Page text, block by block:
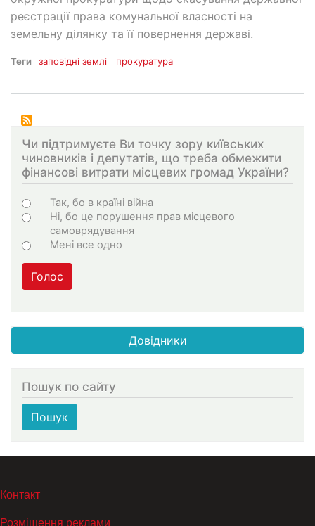
реєстрації права комунальної власності на
земельну ділянку та її повернення державі.
Теги заповідні землі прокуратура
Чи підтримуєте Ви точку зору київських
чиновників і депутатів, що треба обмежити
фінансові витрати місцевих громад України?
Варіанти
Так, бо в країні війна
Ні, бо це порушення прав місцевого
самоврядування
Мені все одно
Голос
Довідники
Пошук по сайту
Пошук
МЕНЮ В ПОДВАЛЕ
Контакт
Розміщення реклами